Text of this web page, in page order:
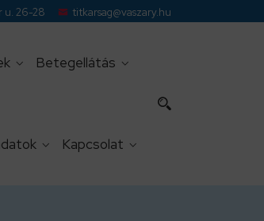
u. 26-28 titkarsag@vaszary.hu
Betegellátás
Kapcsolat